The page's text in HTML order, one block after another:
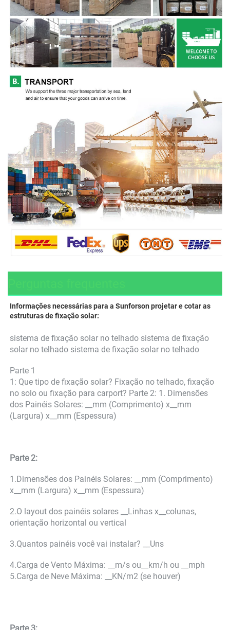
Informações necessárias para a Sunforson projetar e cotar as
estruturas de fixação solar:
sistema de fixação solar no telhado sistema de fixação
solar no telhado sistema de fixação solar no telhado
Parte 1
1: Que tipo de fixação solar? Fixação no telhado, fixação
no solo ou fixação para carport? Parte 2: 1. Dimensões
dos Painéis Solares: __mm (Comprimento) x__mm
(Largura) x__mm (Espessura)
Parte 2:
1.Dimensões dos Painéis Solares: __mm (Comprimento)
x__mm (Largura) x__mm (Espessura)
2.O layout dos painéis solares __Linhas x__colunas,
orientação horizontal ou vertical
3.Quantos painéis você vai instalar? __Uns
4.Carga de Vento Máxima: __m/s ou__km/h ou __mph
5.Carga de Neve Máxima: __KN/m2 (se houver)